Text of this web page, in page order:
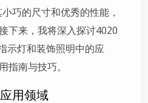
巧的尺寸和优秀的性能，
下来，我将深入探讨4020
示灯和装饰照明中的应
指南与技巧。
用领域